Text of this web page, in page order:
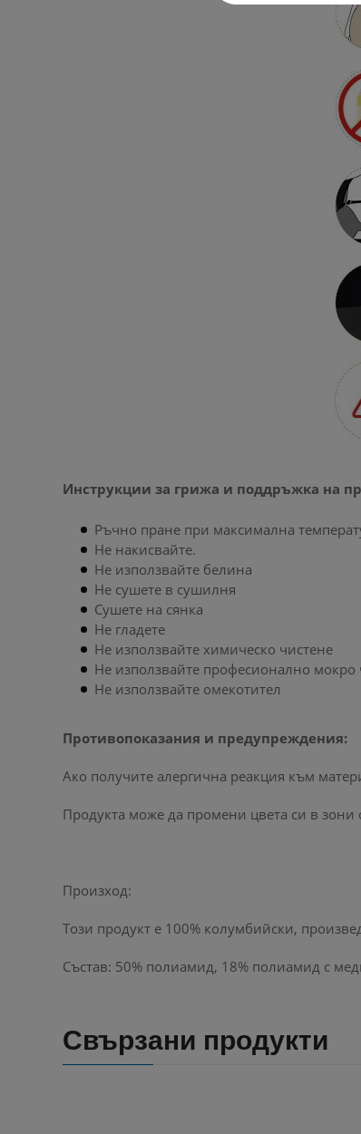
Инструкции за грижа и поддръжка на
Ръчно пране при максимална
Не накисвайте.
Не използвайте белина
Не сушете в сушилня
Сушете на сянка
Не гладете
Не използвайте химическо чистене
Не използвайте професионално мокро
Не използвайте омекотител
Противопоказания и предупреждения:
Ако получите алергична реакция към
Продукта може да промени цвета си в зони
Произход:
Този продукт е 100% колумбийски,
Състав: 50% полиамид, 18% полиамид с
Свързани продукти